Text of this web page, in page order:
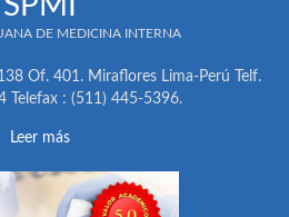
DE MEDICINA INTERNA
Of. 401. Miraflores Lima-Perú Telf.
Telefax : (511) 445-5396.
Leer más